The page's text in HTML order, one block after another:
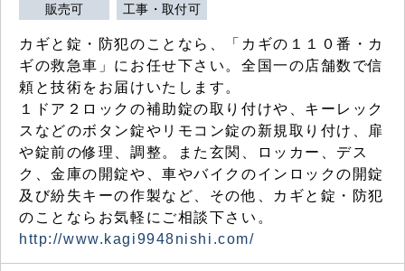
販売可 工事・取付可
カギと錠・防犯のことなら、「カギの１１０番・カ
ギの救急車」にお任せ下さい。全国一の店舗数で信
頼と技術をお届けいたします。
１ドア２ロックの補助錠の取り付けや、キーレック
スなどのボタン錠やリモコン錠の新規取り付け、扉
や錠前の修理、調整。また玄関、ロッカー、デス
ク、金庫の開錠や、車やバイクのインロックの開錠
及び紛失キーの作製など、その他、カギと錠・防犯
のことならお気軽にご相談下さい。
http://www.kagi9948nishi.com/